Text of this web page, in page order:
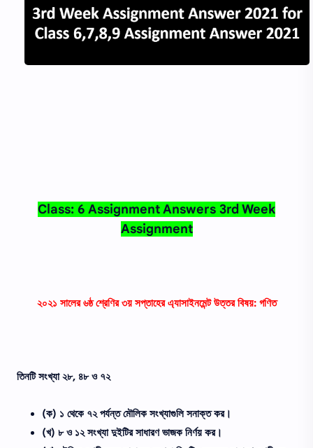
Class: 6 Assignment Answers 3rd Week
Assignment
২০২১ সালের ৬ষ্ঠ শ্রেণির ৩য় সপ্তাহের এ্যাসাইনমেন্ট উত্তর বিষয়: গণিত
তিনটি সংখ্যা ২৮, ৪৮ ও ৭২
(ক) ১ থেকে ৭২ পর্যন্ত মৌলিক সংখ্যাগুলি সনাক্ত কর।
(খ) ৮ ও ১২ সংখ্যা দুইটির সাধারণ ভাজক নির্ণয় কর।